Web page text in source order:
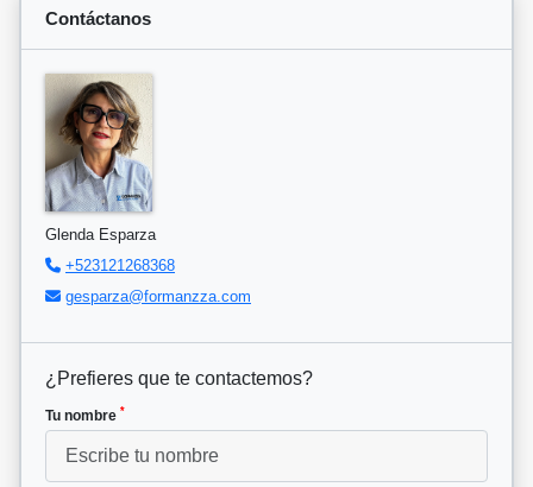
Contáctanos
Glenda Esparza
+523121268368
gesparza@formanzza.com
¿Prefieres que te contactemos?
Tu nombre *